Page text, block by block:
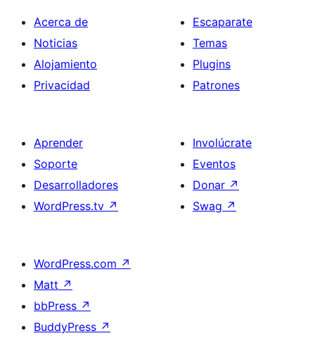
Acerca de
Noticias
Alojamiento
Privacidad
Escaparate
Temas
Plugins
Patrones
Aprender
Soporte
Desarrolladores
WordPress.tv ↗
Involúcrate
Eventos
Donar ↗
Swag ↗
WordPress.com ↗
Matt ↗
bbPress ↗
BuddyPress ↗